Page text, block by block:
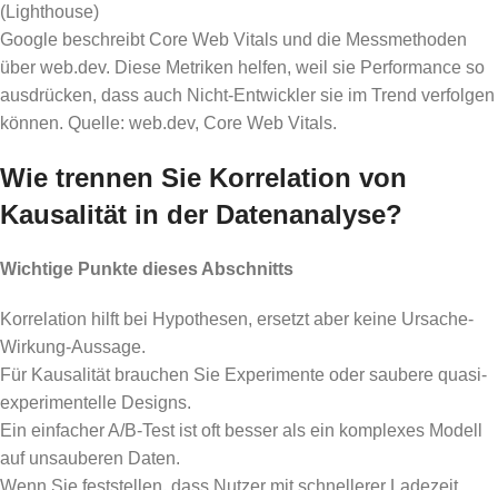
(Lighthouse)
Google beschreibt Core Web Vitals und die Messmethoden
über web.dev. Diese Metriken helfen, weil sie Performance so
ausdrücken, dass auch Nicht-Entwickler sie im Trend verfolgen
können. Quelle: web.dev, Core Web Vitals.
Wie trennen Sie Korrelation von
Kausalität in der Datenanalyse?
Wichtige Punkte dieses Abschnitts
Korrelation hilft bei Hypothesen, ersetzt aber keine Ursache-
Wirkung-Aussage.
Für Kausalität brauchen Sie Experimente oder saubere quasi-
experimentelle Designs.
Ein einfacher A/B-Test ist oft besser als ein komplexes Modell
auf unsauberen Daten.
Wenn Sie feststellen, dass Nutzer mit schnellerer Ladezeit